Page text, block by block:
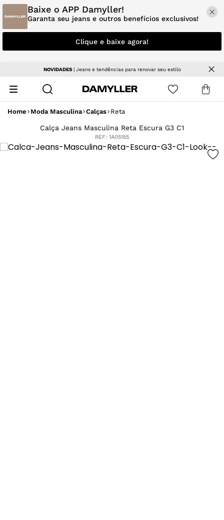
Baixe o APP Damyller!
Garanta seu jeans e outros benefícios exclusivos!
Clique e baixe agora!
Parcele em até 5x sem juros
Home Moda Masculina Calças Reta
Calça Jeans Masculina Reta Escura G3 C1
REF: 1A05155